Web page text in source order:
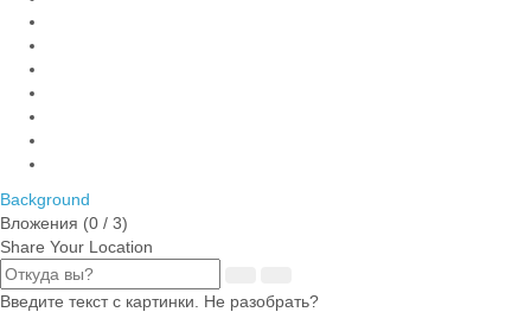
Background
Вложения (0 / 3)
Share Your Location
Введите текст с картинки. Не разобрать?